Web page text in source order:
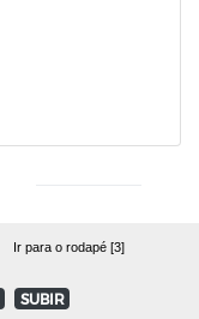
Ir para o rodapé [3]
SUBIR